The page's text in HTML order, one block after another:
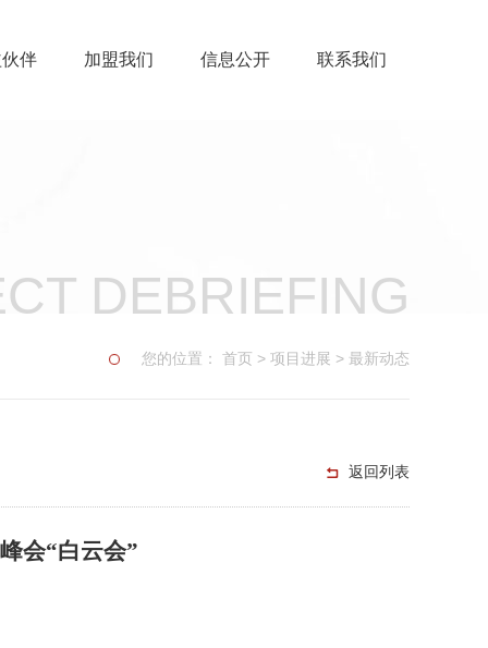
伴 加盟我们 信息公开 联系我们
DEBRIEFING
您的位置： 首页 > 项目进展 > 最新动态
返回列表
会“白云会”